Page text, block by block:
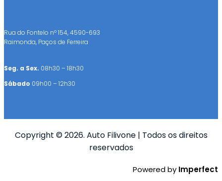
Rua do Fontelo nº 154, 4590-693
Raimonda, Paços de Ferreira
Seg. a Sex. 08h30 – 18h30
Sábado 09h00 – 12h30
Copyright © 2026. Auto Filivone | Todos os direitos
reservados
Powered by Imperfect